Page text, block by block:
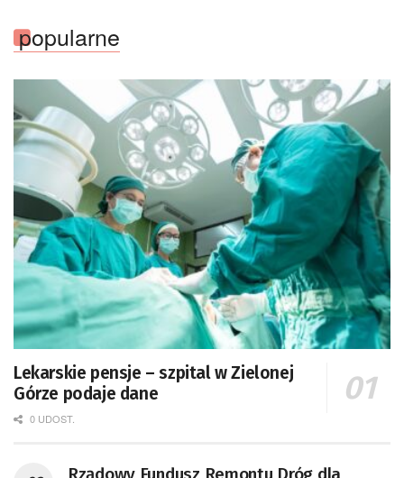
popularne
Lekarskie pensje – szpital w Zielonej
Górze podaje dane
0 UDOST.